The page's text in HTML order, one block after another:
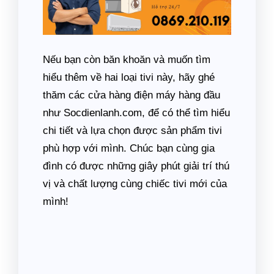
Nếu bạn còn băn khoăn và muốn tìm
hiểu thêm về hai loại tivi này, hãy ghé
thăm các cửa hàng điện máy hàng đầu
như Socdienlanh.com, để có thể tìm hiểu
chi tiết và lựa chọn được sản phẩm tivi
phù hợp với mình. Chúc bạn cùng gia
đình có được những giây phút giải trí thú
vị và chất lượng cùng chiếc tivi mới của
mình!